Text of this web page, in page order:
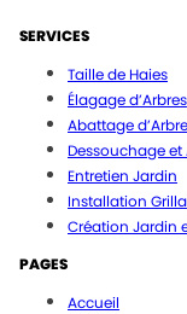
SERVICES
Taille de Haies
Élagage d’Arbres
Abattage
Dessouchage
Entretien Jardin
Installation
Création Jardin
PAGES
Accueil